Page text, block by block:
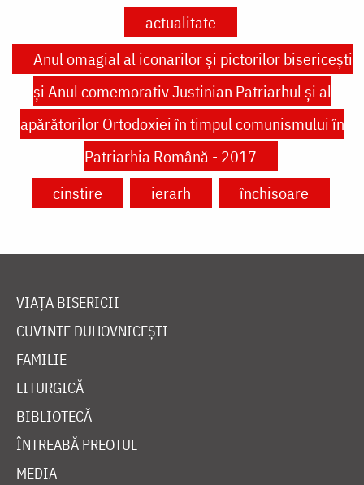
actualitate
Anul omagial al iconarilor şi pictorilor bisericeşti
şi Anul comemorativ Justinian Patriarhul şi al
apărătorilor Ortodoxiei în timpul comunismului în
Patriarhia Română - 2017
cinstire
ierarh închisoare
VIAȚA BISERICII
CUVINTE DUHOVNICEȘTI
FAMILIE
LITURGICĂ
BIBLIOTECĂ
ÎNTREABĂ PREOTUL
MEDIA